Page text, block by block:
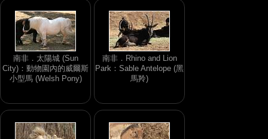
南非．太陽城 (Sun
City)：動物園內的威爾斯
小型馬 (Welsh Pony)
南非．Rhino and Lion
Park：Sable Antelope (黑
馬羚)